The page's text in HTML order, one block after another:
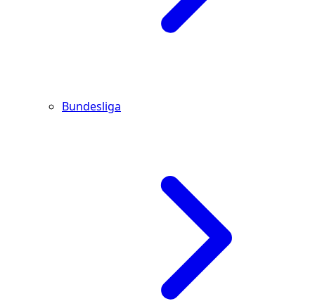
Bundesliga